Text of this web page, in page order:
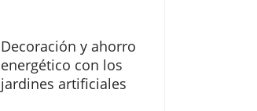
Decoración y ahorro
energético con los
jardines artificiales